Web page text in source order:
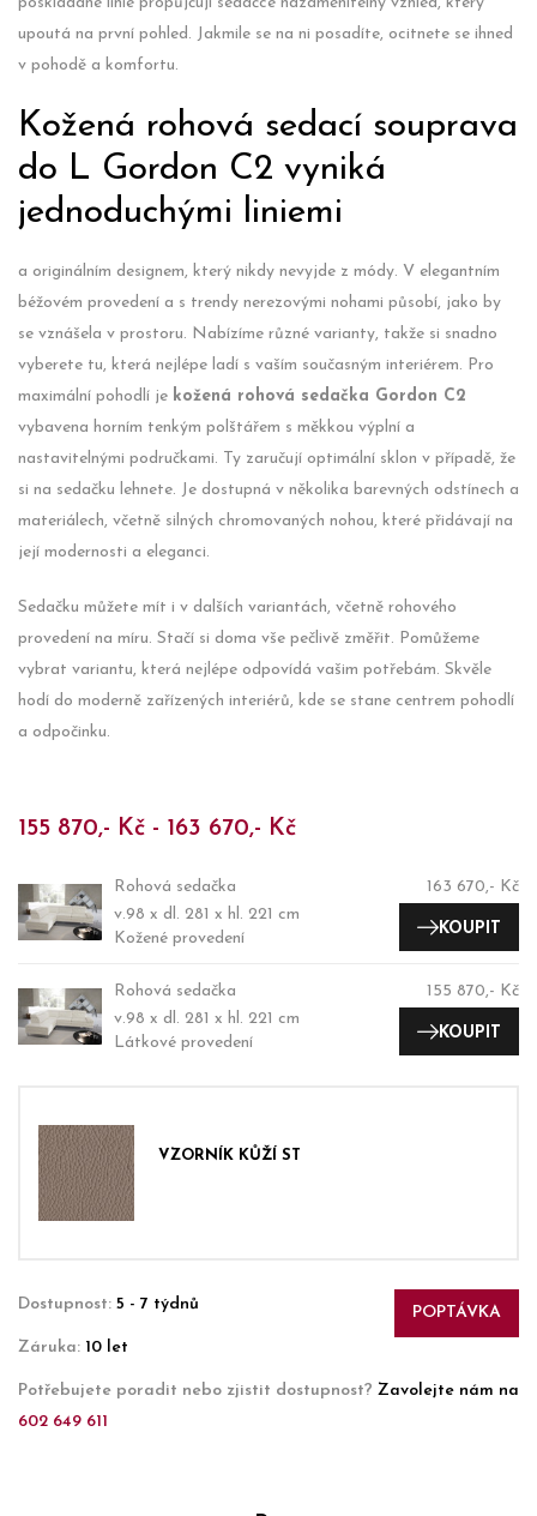
upoutá na první pohled. Jakmile se na ni posadíte, ocitnete se ihned
v pohodě a komfortu.
Kožená rohová sedací souprava
do L Gordon C2 vyniká
jednoduchými liniemi
a originálním designem, který nikdy nevyjde z módy. V elegantním
béžovém provedení a s trendy nerezovými nohami působí, jako by
se vznášela v prostoru. Nabízíme různé varianty, takže si snadno
vyberete tu, která nejlépe ladí s vaším současným interiérem. Pro
maximální pohodlí je kožená rohová sedačka Gordon C2
vybavena horním tenkým polštářem s měkkou výplní a
nastavitelnými područkami. Ty zaručují optimální sklon v případě, že
si na sedačku lehnete. Je dostupná v několika barevných odstínech a
materiálech, včetně silných chromovaných nohou, které přidávají na
její modernosti a eleganci.
Sedačku můžete mít i v dalších variantách, včetně rohového
provedení na míru. Stačí si doma vše pečlivě změřit. Pomůžeme
vybrat variantu, která nejlépe odpovídá vašim potřebám. Skvěle
hodí do moderně zařízených interiérů, kde se stane centrem pohodlí
a odpočinku.
155 870,- Kč - 163 670,- Kč
Rohová sedačka
v.98 x dl. 281 x hl. 221 cm
Kožené provedení
163 670,- Kč
KOUPIT
Rohová sedačka
v.98 x dl. 281 x hl. 221 cm
Látkové provedení
155 870,- Kč
KOUPIT
VZORNÍK KŮŽÍ ST
POPTÁVKA
Dostupnost: 5 - 7 týdnů
Záruka: 10 let
Potřebujete poradit nebo zjistit dostupnost? Zavolejte nám na
602 649 611